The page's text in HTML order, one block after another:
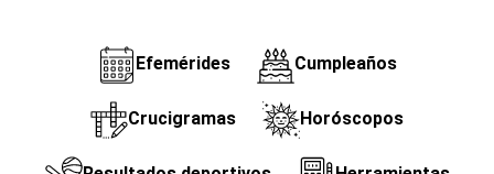
Efemérides Cumpleaños
Crucigramas Horóscopos